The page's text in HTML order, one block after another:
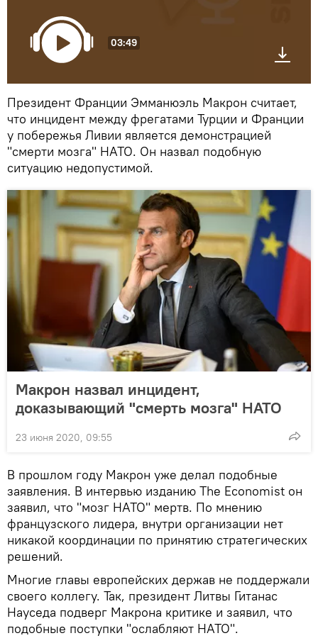
03:49
Президент Франции Эмманюэль Макрон считает,
что инцидент между фрегатами Турции и Франции
у побережья Ливии является демонстрацией
"смерти мозга" НАТО. Он назвал подобную
ситуацию недопустимой.
Макрон назвал инцидент,
доказывающий "смерть мозга" НАТО
23 июня 2020, 09:55
В прошлом году Макрон уже делал подобные
заявления. В интервью изданию The Economist он
заявил, что "мозг НАТО" мертв. По мнению
французского лидера, внутри организации нет
никакой координации по принятию стратегических
решений.
Многие главы европейских держав не поддержали
своего коллегу. Так, президент Литвы Гитанас
Науседа подверг Макрона критике и заявил, что
подобные поступки "ослабляют НАТО".